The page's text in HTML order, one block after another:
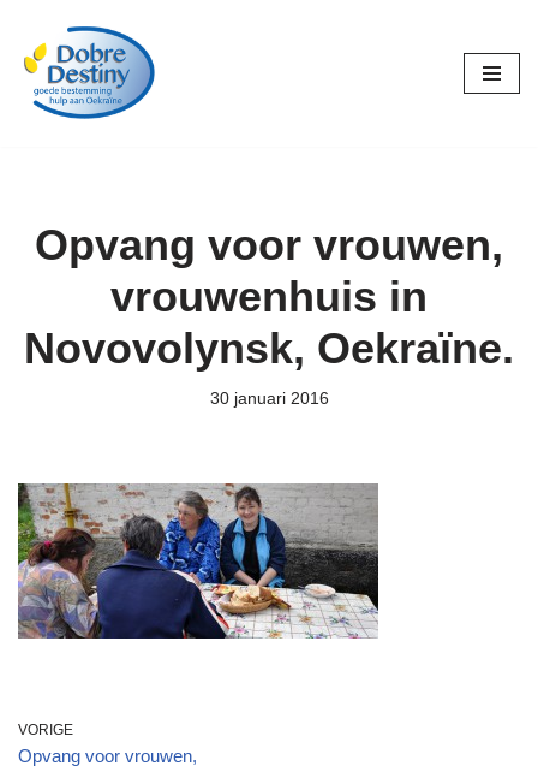
Ga
naar
Opvang voor vrouwen,
vrouwenhuis in
Novovolynsk, Oekraïne.
30 januari 2016
VORIGE
Opvang voor vrouwen,